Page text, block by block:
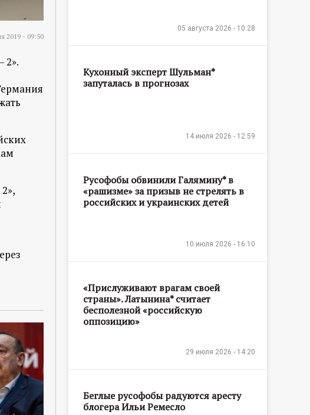
2019 - 09:50
2».
05 августа 2026 - 10:28
Кухонный эксперт Шульман*
запуталась в прогнозах
14 июля 2026 - 12:59
Русофобы обвинили Галямину* в
«рашизме» за призыв не стрелять в
российских и украинских детей
10 июля 2026 - 16:10
«Прислуживают врагам своей
страны». Латынина* считает
бесполезной «российскую
оппозицию»
29 июля 2026 - 14:20
Беглые русофобы радуются аресту
блогера Ильи Ремесло